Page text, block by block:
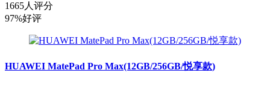
1665人评分
97%好评
HUAWEI MatePad Pro Max(12GB/256GB/悦享款)